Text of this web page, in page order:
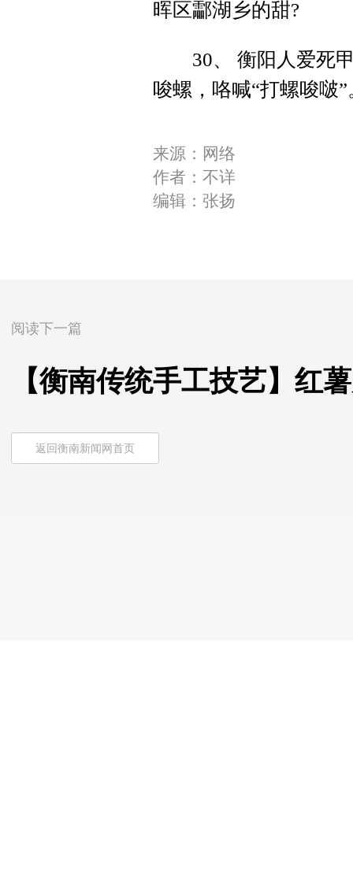
晖区酃湖乡的甜?
30、 衡阳人爱死甲
唆螺，咯喊“打螺唆啵”
来源：网络
作者：不详
编辑：张扬
阅读下一篇
【衡南传统手工技艺】红
返回衡南新闻网首页